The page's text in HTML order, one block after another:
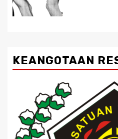
KEANGOTAAN